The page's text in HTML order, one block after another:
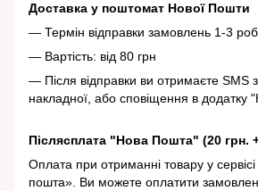
Доставка у поштомат Нової Пошти
— Термін відправки замовлень 1-3
— Вартість: від 80 грн
— Після відправки ви отримаєте SMS
накладної, або сповіщення в додатку
Післясплата "Нова Пошта" (20 грн.
Оплата при отриманні товару у
пошта». Ви можете оплатити